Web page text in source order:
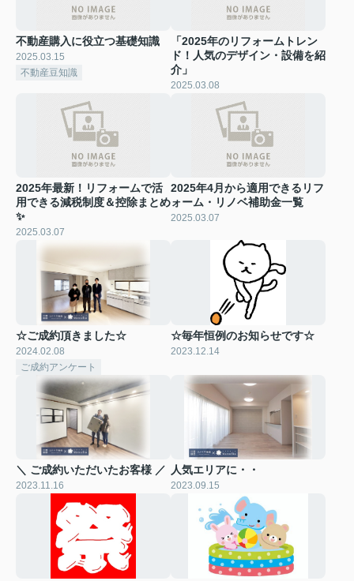
不動産購入に役立つ基礎知識
2025.03.15
不動産豆知識
「2025年のリフォームトレン
ド！人気のデザイン・設備を紹
介」
2025.03.08
2025年最新！リフォームで活
用できる減税制度＆控除まとめ
✨
2025.03.07
2025年4月から適用できるリフ
ォーム・リノベ補助金一覧
2025.03.07
☆ご成約頂きました☆
2024.02.08
ご成約アンケート
☆毎年恒例のお知らせです☆
2023.12.14
＼ ご成約いただいたお客様 ／
2023.11.16
人気エリアに・・
2023.09.15